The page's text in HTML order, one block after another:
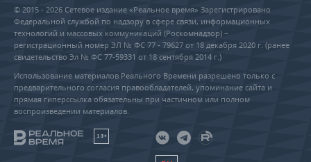
© 2015 - 2026 Сетевое издание «Реальное время» Зарегистрировано
Федеральной службой по надзору в сфере связи, информационных
технологий и массовых коммуникаций (Роскомнадзор) –
регистрационный номер ЭЛ № ФС 77 - 79627 от 18 декабря 2020 г. (ранее
свидетельство Эл № ФС 77-59331 от 18 сентября 2014 г.)
Использование материалов Реального Времени разрешено только с
предварительного согласия правообладателей, упоминание сайта и
прямая гиперссылка обязательны при частичном или полном
воспроизведении материалов.
18+